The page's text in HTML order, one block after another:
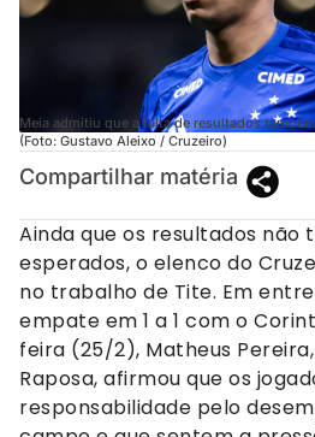
Meia admitiu que a falta de resultados
(Foto: Gustavo Aleixo / Cruzeiro)
Compartilhar matéria
Ainda que os resultados não
esperados, o elenco do
no trabalho de Tite. Em
empate em 1 a 1 com o
feira (25/2), Matheus
Raposa, afirmou que os
responsabilidade pelo